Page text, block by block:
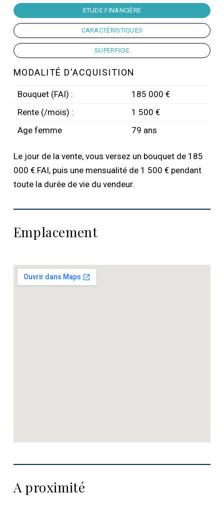
ETUDE FINANCIÈRE
CARACTÉRISTIQUES
SUPERFICIE
MODALITÉ D'ACQUISITION
Bouquet (FAI) :
185 000 €
Rente (/mois) :
1 500 €
Age femme
79 ans
Le jour de la vente, vous versez un bouquet de 185
000 € FAI, puis une mensualité de 1 500 € pendant
toute la durée de vie du vendeur.
Emplacement
A proximité